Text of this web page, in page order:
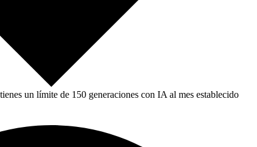
un límite de 150 generaciones con IA al mes establecido